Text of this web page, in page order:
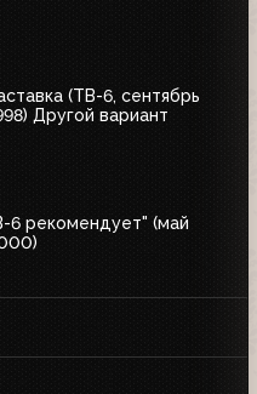
(ТВ-6, сентябрь
Другой вариант
6 рекомендует" (май